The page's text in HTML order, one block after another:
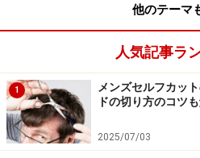
そこで、小学生の早期脱毛の
（１）食生活
好きなものばかりを食べてい
食品、ファーストフードばか
他のテーマ
人気記事ラ
1
メンズセルフカッ
ドの切り方のコツ
2025/07/03